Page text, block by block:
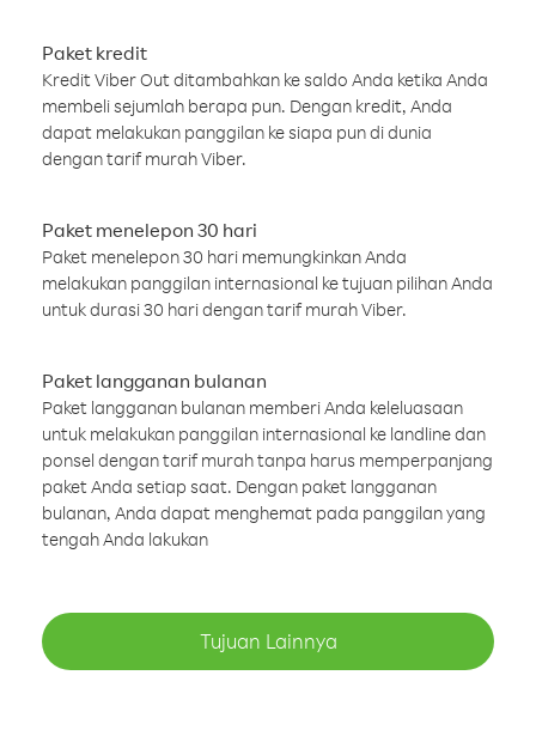
Paket kredit
Kredit Viber Out ditambahkan ke saldo Anda ketika Anda
membeli sejumlah berapa pun. Dengan kredit, Anda
dapat melakukan panggilan ke siapa pun di dunia
dengan tarif murah Viber.
Paket menelepon 30 hari
Paket menelepon 30 hari memungkinkan Anda
melakukan panggilan internasional ke tujuan pilihan Anda
untuk durasi 30 hari dengan tarif murah Viber.
Paket langganan bulanan
Paket langganan bulanan memberi Anda keleluasaan
untuk melakukan panggilan internasional ke landline dan
ponsel dengan tarif murah tanpa harus memperpanjang
paket Anda setiap saat. Dengan paket langganan
bulanan, Anda dapat menghemat pada panggilan yang
tengah Anda lakukan
Tujuan Lainnya